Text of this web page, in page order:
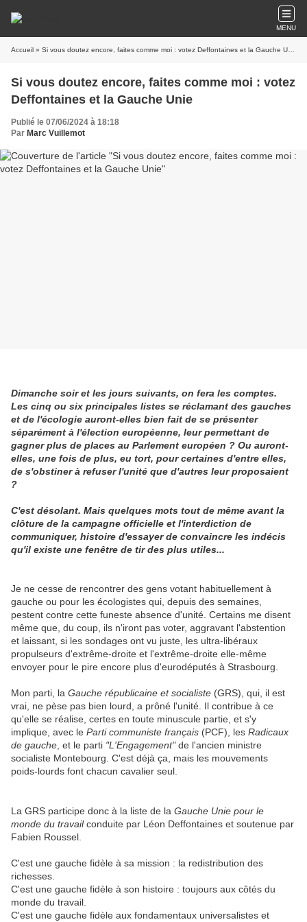
MENU
Accueil » Si vous doutez encore, faites comme moi : votez Deffontaines et la Gauche Unie
Si vous doutez encore, faites comme moi : votez
Deffontaines et la Gauche Unie
Publié le 07/06/2024 à 18:18
Par Marc Vuillemot
Dimanche soir et les jours suivants, on fera les comptes.
Les cinq ou six principales listes se réclamant des gauches
et de l'écologie auront-elles bien fait de se présenter
séparément à l'élection européenne, leur permettant de
gagner plus de places au Parlement européen ? Ou auront-
elles, une fois de plus, eu tort, pour certaines d'entre elles,
de s'obstiner à refuser l'unité que d'autres leur proposaient
?
C'est désolant. Mais quelques mots tout de même avant la
clôture de la campagne officielle et l'interdiction de
communiquer, histoire d'essayer de convaincre les indécis
qu'il existe une fenêtre de tir des plus utiles...
Je ne cesse de rencontrer des gens votant habituellement à
gauche ou pour les écologistes qui, depuis des semaines,
pestent contre cette funeste absence d'unité. Certains me disent
même que, du coup, ils n'iront pas voter, aggravant l'abstention
et laissant, si les sondages ont vu juste, les ultra-libéraux
propulseurs d'extrême-droite et l'extrême-droite elle-même
envoyer pour le pire encore plus d'eurodéputés à Strasbourg.
Mon parti, la Gauche républicaine et socialiste (GRS), qui, il est
vrai, ne pèse pas bien lourd, a prôné l'unité. Il contribue à ce
qu'elle se réalise, certes en toute minuscule partie, et s'y
implique, avec le Parti communiste français (PCF), les Radicaux
de gauche , et le parti "L'Engagement"de l'ancien ministre
socialiste Montebourg. C'est déjà ça, mais les mouvements
poids-lourds font chacun cavalier seul.
La GRS participe donc à la liste de la Gauche Unie pour le
monde du travailconduite par Léon Deffontaines et soutenue par
Fabien Roussel.
C'est une gauche fidèle à sa mission : la redistribution des
richesses.
C'est une gauche fidèle à son histoire : toujours aux côtés du
monde du travail.
C'est une gauche fidèle aux fondamentaux universalistes et